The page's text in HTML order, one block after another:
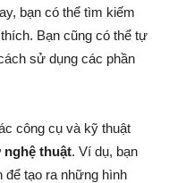
bạn có thể tìm kiếm
Bạn cũng có thể tự
sử dụng các phần
công cụ và kỹ thuật
nghệ thuật. Ví dụ, bạn
để tạo ra những hình